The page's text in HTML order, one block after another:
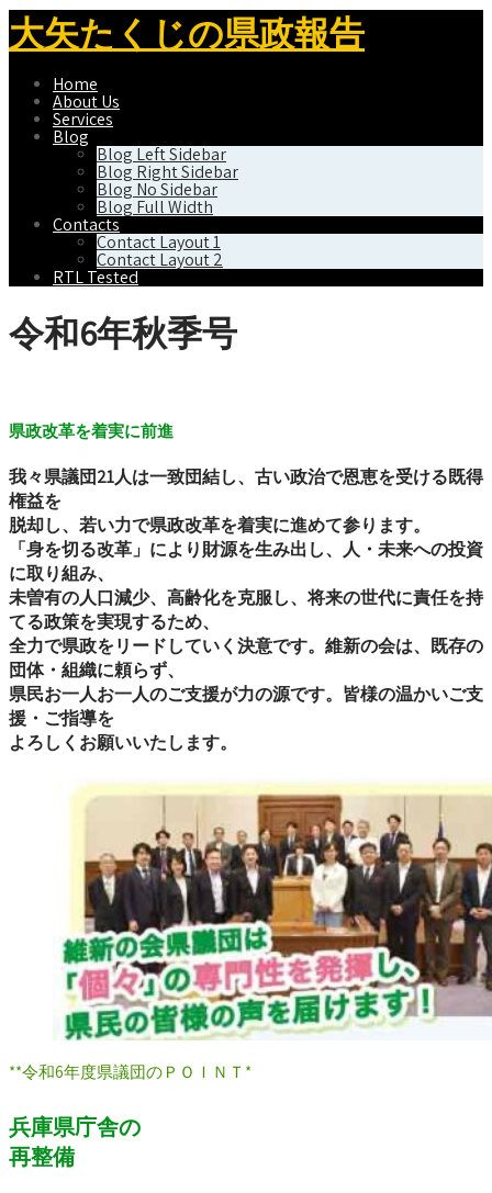
大矢たくじの県政報告
Home
About Us
Services
Blog
Blog Left Sidebar
Blog Right Sidebar
Blog No Sidebar
Blog Full Width
Contacts
Contact Layout 1
Contact Layout 2
RTL Tested
令和6年秋季号
県政改革を着実に前進
我々県議団21人は一致団結し、古い政治で恩恵を受ける既得
権益を
脱却し、若い力で県政改革を着実に進めて参ります。
「身を切る改革」により財源を生み出し、人・未来への投資
に取り組み、
未曽有の人口減少、高齢化を克服し、将来の世代に責任を持
てる政策を実現するため、
全力で県政をリードしていく決意です。維新の会は、既存の
団体・組織に頼らず、
県民お一人お一人のご支援が力の源です。皆様の温かいご支
援・ご指導を
よろしくお願いいたします。
**令和6年度県議団のＰＯＩＮＴ*
兵庫県庁舎の
再整備